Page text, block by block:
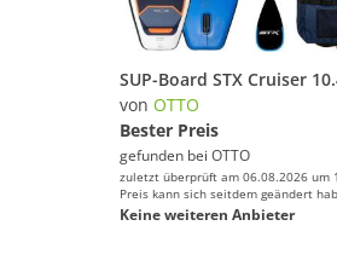
von OTTO
Bester Preis
gefunden bei OTTO
zuletzt überprüft am 06.08.2026 um
Preis kann sich seitdem geändert
Keine weiteren Anbieter